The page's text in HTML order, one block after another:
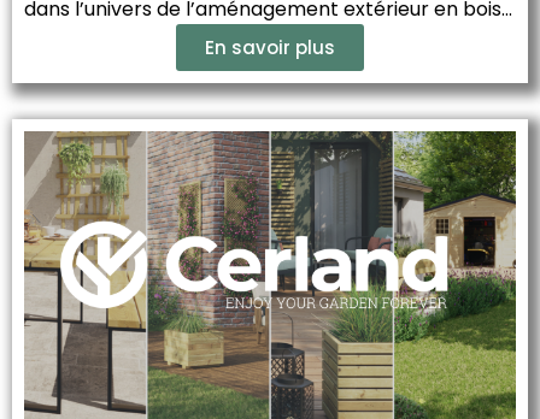
dans l’univers de l’aménagement extérieur en bois...
En savoir plus